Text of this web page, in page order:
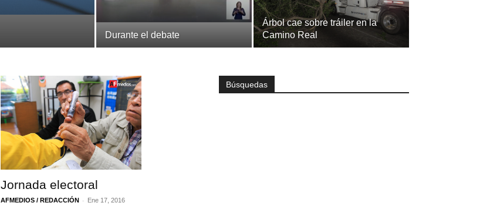
Durante el debate
Árbol cae sobre tráiler en la
Camino Real
Jornada electoral
AFMEDIOS / REDACCIÓN - Ene 17, 2016
Búsquedas